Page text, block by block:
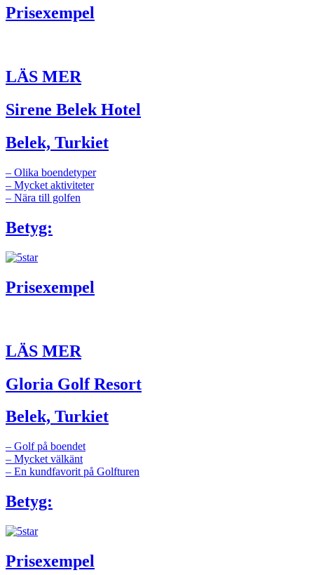
Prisexempel
LÄS MER
Sirene Belek Hotel
Belek, Turkiet
– Olika boendetyper
– Mycket aktiviteter
– Nära till golfen
Betyg:
Prisexempel
LÄS MER
Gloria Golf Resort
Belek, Turkiet
– Golf på boendet
– Mycket välkänt
– En kundfavorit på Golfturen
Betyg:
Prisexempel